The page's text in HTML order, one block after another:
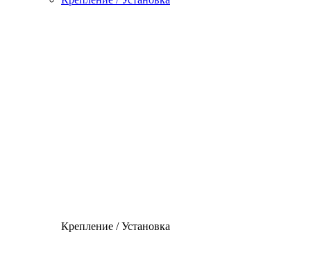
Крепление / Установка